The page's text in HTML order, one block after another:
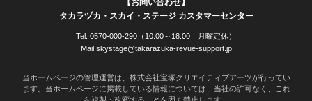
【お問い合わせ】
タカラヅカ・スカイ・ステージ カスタマーセンター
Tel. 0570-000-290（10:00～18:00 月曜定休）
Mail skystage@takarazuka-revue-support.jp
当ホームページの管理運営は、株式会社宝塚クリエイティブアーツが行ってい
ます。当ホームページに掲載している情報については、当社の許可なく、これ